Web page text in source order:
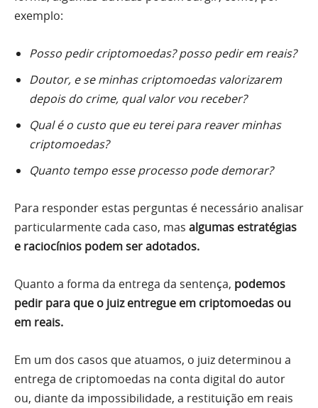
exemplo:
Posso pedir criptomoedas? posso pedir em reais?
Doutor, e se minhas criptomoedas valorizarem
depois do crime, qual valor vou receber?
Qual é o custo que eu terei para reaver minhas
criptomoedas?
Quanto tempo esse processo pode demorar?
Para responder estas perguntas é necessário analisar
particularmente cada caso, mas algumas estratégias
e raciocínios podem ser adotados.
Quanto a forma da entrega da sentença, podemos
pedir para que o juiz entregue em criptomoedas ou
em reais.
Em um dos casos que atuamos, o juiz determinou a
entrega de criptomoedas na conta digital do autor
ou, diante da impossibilidade, a restituição em reais